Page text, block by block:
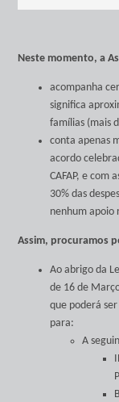
Neste momento, a
acompanha
significa
famílias (mais
conta apenas
acordo
CAFAP, e com
30% das
nenhum apoio
Assim, procuramos
Ao abrigo da
de 16 de
que poderá
para:
A